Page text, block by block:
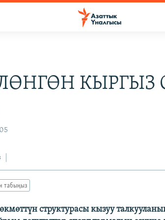
КЫРГЫЗ
табыңыз
структурасы кызуу